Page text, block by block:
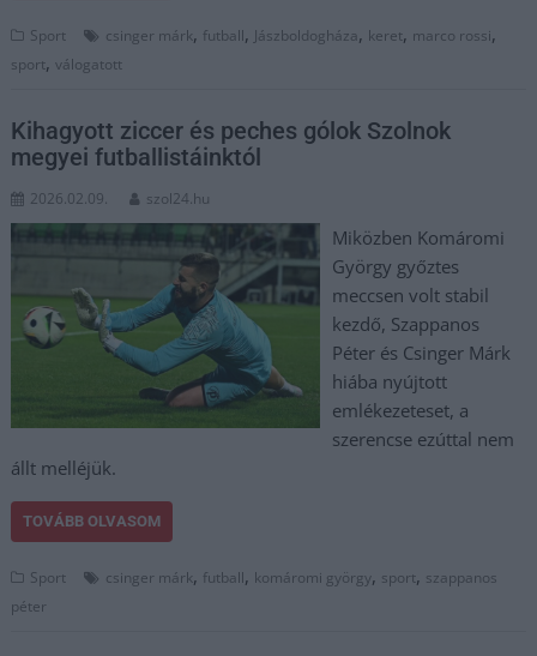
Sport csinger márk, futball, Jászboldogháza, keret, marco rossi,
sport,válogatott
Kihagyott ziccer és peches gólok Szolnok
megyei futballistáinktól
2026.02.09. szol24.hu
Miközben Komáromi
György győztes
meccsen volt stabil
kezdő, Szappanos
Péter és Csinger Márk
hiába nyújtott
emlékezeteset, a
szerencse ezúttal nem
állt melléjük.
TOVÁBB OLVASOM
Sport csinger márk, futball, komáromi györgy, sport, szappanos
péter